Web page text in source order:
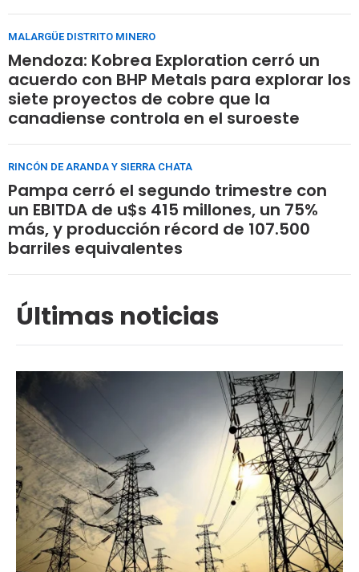
MALARGÜE DISTRITO MINERO
Mendoza: Kobrea Exploration cerró un
acuerdo con BHP Metals para explorar los
siete proyectos de cobre que la
canadiense controla en el suroeste
RINCÓN DE ARANDA Y SIERRA CHATA
Pampa cerró el segundo trimestre con
un EBITDA de u$s 415 millones, un 75%
más, y producción récord de 107.500
barriles equivalentes
Últimas noticias